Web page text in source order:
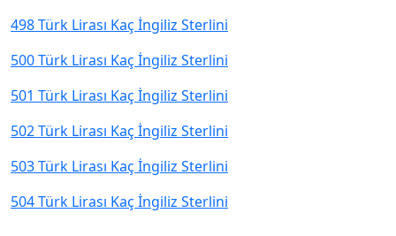
498 Türk Lirası Kaç İngiliz Sterlini
500 Türk Lirası Kaç İngiliz Sterlini
501 Türk Lirası Kaç İngiliz Sterlini
502 Türk Lirası Kaç İngiliz Sterlini
503 Türk Lirası Kaç İngiliz Sterlini
504 Türk Lirası Kaç İngiliz Sterlini